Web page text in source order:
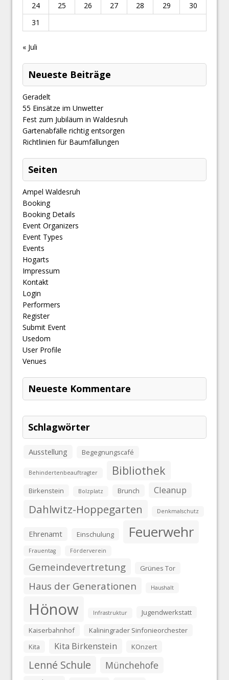
24
25 26 27 28 29
30
31
« Juli
Neueste Beiträge
Geradelt
​55 Einsätze im Unwetter
Fest zum Jubiläum in Waldesruh
Gartenabfälle richtig entsorgen
Richtlinien für Baumfällungen
Seiten
Ampel Waldesruh
Booking
Booking Details
Event Organizers
Event Types
Events
Hogarts
Impressum
Kontakt
Login
Performers
Register
Submit Event
Usedom
User Profile
Venues
Neueste Kommentare
Schlagwörter
Ausstellung Begegnungscafé
Behindertenbeauftragter Bibliothek
Birkenstein Bolzplatz Brunch Cleanup
Dahlwitz-Hoppegarten Denkmalschutz
Ehrenamt Einschulung Feuerwehr
Frauentag Förderverein
Gemeindevertretung Grünes Tor
Haus der Generationen Haushalt
Hönow Infrastruktur
Jugendwerkstatt
Kaiserbahnhof
Kaliningrader Sinfonieorchester
Kita
Kita Birkenstein KOnzert
Lenné Schule Münchehofe